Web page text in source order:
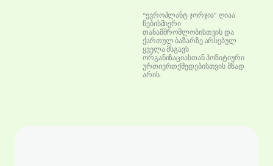
“ევროპლანტ ჯორჯია” ღიაა
ნებისმიერი
თანამშრომლობისთვის და
ქართულ ბაზარზე არსებულ
ყველა მსგავს
ორგანიზაციასთან პოზიტიური
ურთიერთქმედებისთვის მზად
არის.